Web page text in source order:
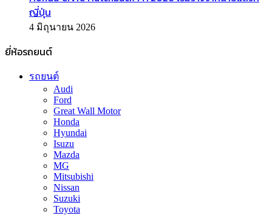
ญี่ปุ่น
4 มิถุนายน 2026
ยี่ห้อรถยนต์
รถยนต์
Audi
Ford
Great Wall Motor
Honda
Hyundai
Isuzu
Mazda
MG
Mitsubishi
Nissan
Suzuki
Toyota